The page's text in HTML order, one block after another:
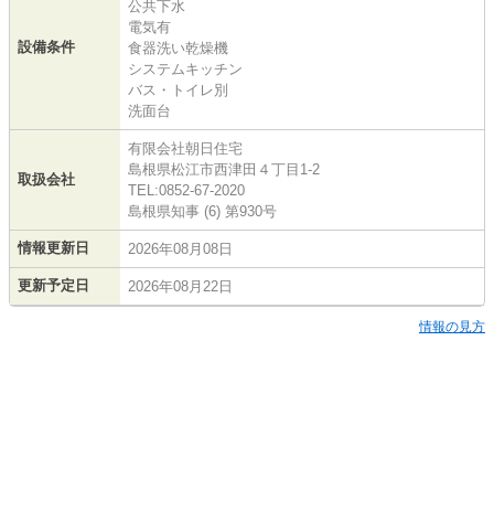
設備条件
公共下水
電気有
食器洗い乾燥機
システムキッチン
バス・トイレ別
洗面台
取扱会社
有限会社朝日住宅
島根県松江市西津田４丁目1-2
TEL:0852-67-2020
島根県知事 (6) 第930号
情報更新日 2026年08月08日
更新予定日 2026年08月22日
情報の見方